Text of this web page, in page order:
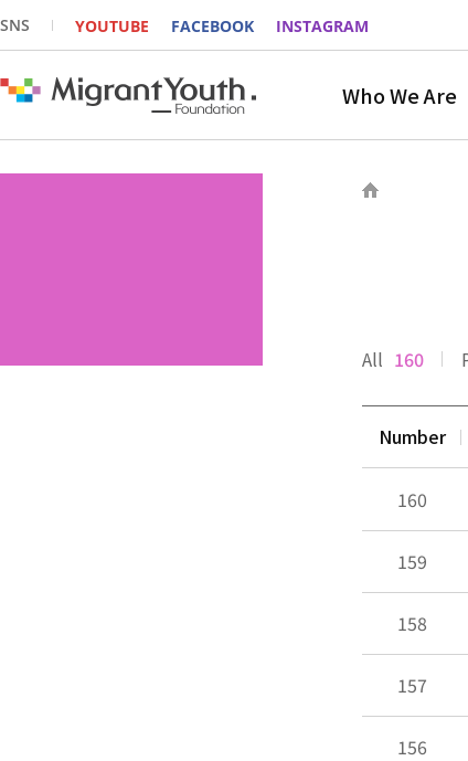
SNS YOUTUBE FACEBOOK INSTAGRAM
Who We Are
All 160
Number
160
159
158
157
156